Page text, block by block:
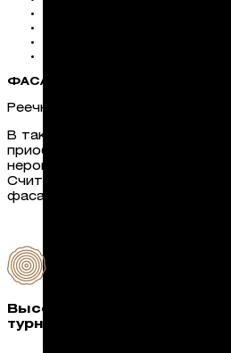
ФАСАД:
Реечный фасад — интересный
В таком виде отделки есть
приобретает особый шарм и
неровности стен.
Считается, что такой способ
фасады пока не очень
Высокотемпера-
турная обработка